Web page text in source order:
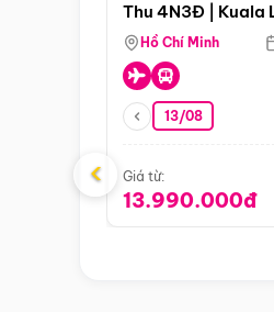
Thu 4N3Đ | Kuala
Malacca - Johor
Singapore
Hồ Chí Minh
13/08
Giá từ:
13.990.000đ
‹